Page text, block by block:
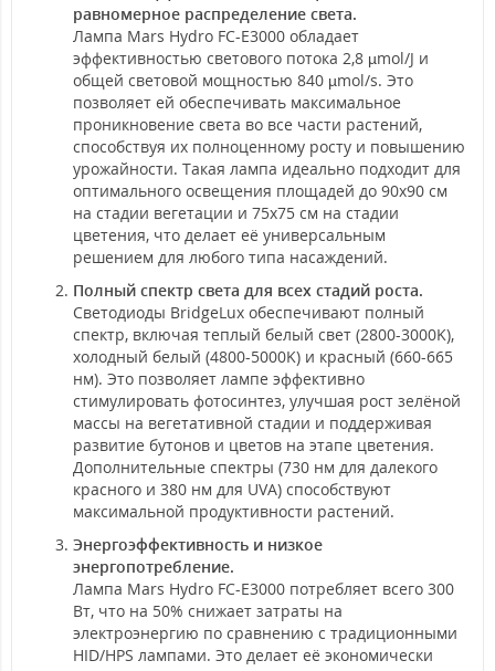
равномерное распределение света.
Лампа Mars Hydro FC-E3000 обладает
эффективностью светового потока 2,8 µmol/J и
общей световой мощностью 840 µmol/s. Это
позволяет ей обеспечивать максимальное
проникновение света во все части растений,
способствуя их полноценному росту и повышению
урожайности. Такая лампа идеально подходит для
оптимального освещения площадей до 90x90 см
на стадии вегетации и 75x75 см на стадии
цветения, что делает её универсальным
решением для любого типа насаждений.
Полный спектр света для всех стадий роста.
Светодиоды BridgeLux обеспечивают полный
спектр, включая теплый белый свет (2800-3000K),
холодный белый (4800-5000K) и красный (660-665
нм). Это позволяет лампе эффективно
стимулировать фотосинтез, улучшая рост зелёной
массы на вегетативной стадии и поддерживая
развитие бутонов и цветов на этапе цветения.
Дополнительные спектры (730 нм для далекого
красного и 380 нм для UVA) способствуют
максимальной продуктивности растений.
Энергоэффективность и низкое
энергопотребление.
Лампа Mars Hydro FC-E3000 потребляет всего 300
Вт, что на 50% снижает затраты на
электроэнергию по сравнению с традиционными
HID/HPS лампами. Это делает её экономически